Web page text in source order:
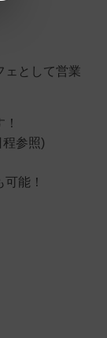
ェとして営業
参照)
能！